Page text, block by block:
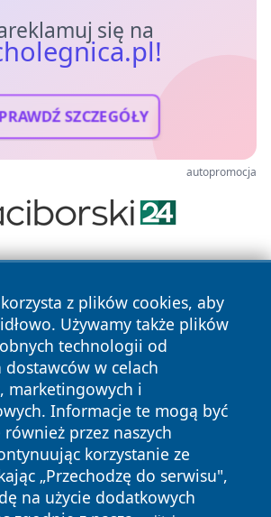
się na
SZCZEGÓŁY
autopromocja
z plików cookies, aby
Używamy także plików
technologii od
dostawców w celach
marketingowych i
Informacje te mogą być
przez naszych
korzystanie ze
„Przechodzę do serwisu",
na użycie dodatkowych
Wszystkie prawa
Polityka
Prywatności
Polityka
Cookies